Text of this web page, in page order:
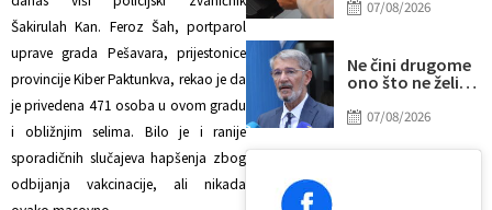
Šakirulah Kan. Feroz Šah, portparol
uprave grada Pešavara, prijestonice
provincije Kiber Paktunkva, rekao je da
je privedena 471 osoba u ovom gradu
i obližnjim selima. Bilo je i ranije
sporadičnih slučajeva hapšenja zbog
odbijanja vakcinacije, ali nikada
šifra pod
07/08/2026
Ne čini drugome
ono što ne želiš
tebi07/08/2026